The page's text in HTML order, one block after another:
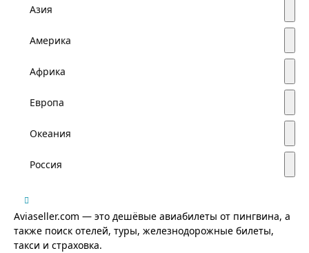
Азия
Америка
Африка
Европа
Океания
Россия
Aviaseller.com — это дешёвые авиабилеты от пингвина, а
также поиск отелей, туры, железнодорожные билеты,
такси и страховка.